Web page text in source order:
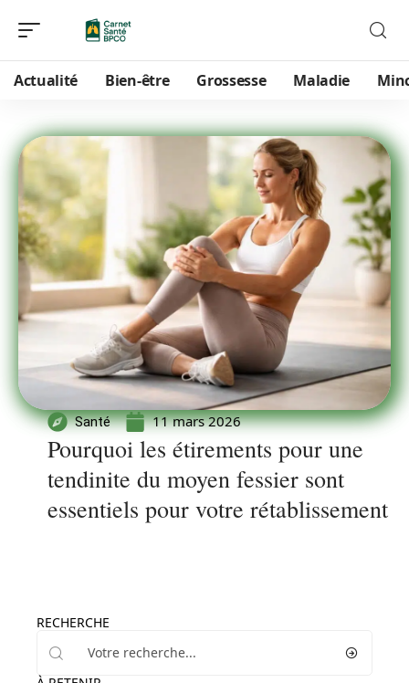
Actualité Bien-être Grossesse Maladie
Santé 11 mars 2026
Pourquoi les étirements pour une
tendinite du moyen fessier sont
essentiels pour votre rétablissement
RECHERCHE